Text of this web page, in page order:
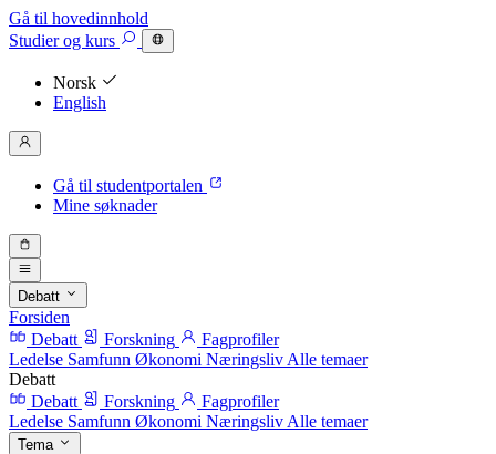
Gå til hovedinnhold
Studierog kurs
Norsk
English
Gå til studentportalen
Mine søknader
Debatt
Forsiden
Debatt
Forskning
Fagprofiler
Ledelse Samfunn Økonomi Næringsliv Alle temaer
Debatt
Debatt
Forskning
Fagprofiler
Ledelse Samfunn Økonomi Næringsliv Alle temaer
Tema